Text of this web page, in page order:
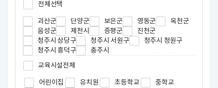
전체선택
괴산군 단양군 보은군 영동군
옥천군
음성군
제천시 증평군
진천군
청주시 상당구
청주시 서원구
청주시 청원구
청주시 흥덕구
충주시
교육시설전체
어린이집 유치원 초등학교
중학교